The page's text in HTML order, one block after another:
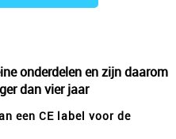
onderdelen en zijn daarom
dan vier jaar
een CE label voor de